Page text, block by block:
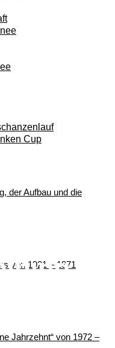
der Aufbau und die
von 1921 – 1971
Jahrzehnt“ von 1972 –
Cup